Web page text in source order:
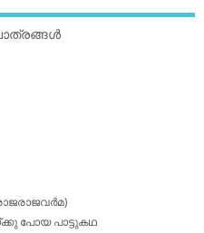
പോയ പാട്ടുകഥ